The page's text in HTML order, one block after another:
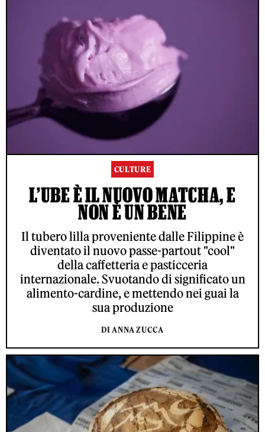
CULTURE
L’UBE È IL NUOVO MATCHA, E
NON È UN BENE
Il tubero lilla proveniente dalle Filippine è
diventato il nuovo passe-partout "cool"
della caffetteria e pasticceria
internazionale. Svuotando di significato un
alimento-cardine, e mettendo nei guai la
sua produzione
DI ANNA ZUCCA